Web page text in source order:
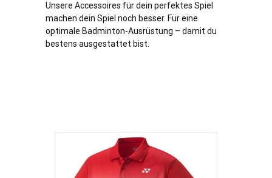
Unsere Accessoires für dein perfektes Spiel
machen dein Spiel noch besser. Für eine
optimale Badminton-Ausrüstung – damit du
bestens ausgestattet bist.